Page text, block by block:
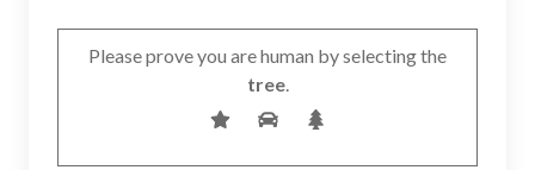
Please prove you are human by selecting the
tree.